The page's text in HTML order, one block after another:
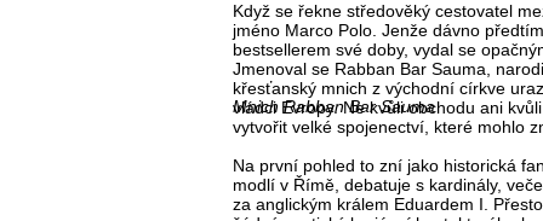
Mnich Rabban Bar Sauma
Když se řekne středověký cestovatel
jméno Marco Polo. Jenže dávno
bestsellerem své doby, vydal se
Jmenoval se Rabban Bar Sauma,
křesťanský mnich z východní církve
vládci Evropy. Ne kvůli obchodu ani
vytvořit velké spojenectví, které mohlo
Na první pohled to zní jako historická
modlí v Římě, debatuje s kardinály,
za anglickým králem Eduardem I.